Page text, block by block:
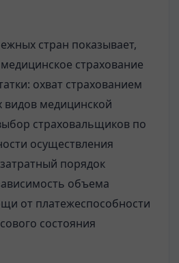
стран показывает,
страхование
охват страхованием
медицинской
страховальщиков по
осуществления
порядок
объема
от платежеспособности
состояния